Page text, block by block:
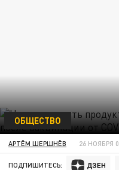
ОБЩЕСТВО
АРТЁМ ШЕРШНЁВ 26 НОЯБРЯ
ПОДПИШИТЕСЬ: